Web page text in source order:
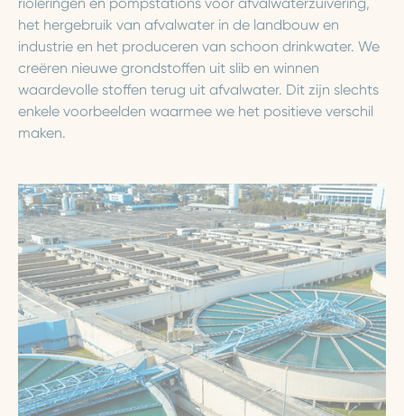
het hergebruik van afvalwater in de landbouw en
industrie en het produceren van schoon drinkwater. We
creëren nieuwe grondstoffen uit slib en winnen
waardevolle stoffen terug uit afvalwater. Dit zijn slechts
enkele voorbeelden waarmee we het positieve verschil
maken.